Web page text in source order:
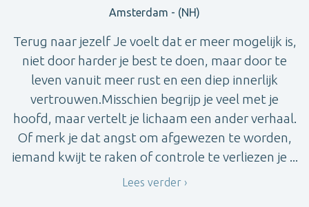
Amsterdam - (NH)
Terug naar jezelf Je voelt dat er meer mogelijk is,
niet door harder je best te doen, maar door te
leven vanuit meer rust en een diep innerlijk
vertrouwen.Misschien begrijp je veel met je
hoofd, maar vertelt je lichaam een ander verhaal.
Of merk je dat angst om afgewezen te worden,
iemand kwijt te raken of controle te verliezen je ...
Lees verder